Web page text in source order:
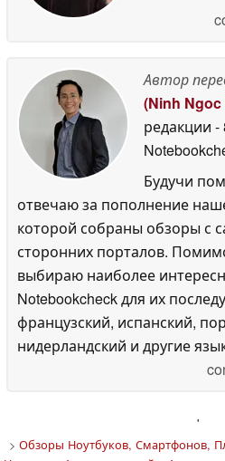
Автор
(Ninh Ngoc
редакции -
Будучи
отвечаю за пополнение
которой собраны обзоры с
сторонних порталов.
выбираю наиболее
Notebookcheck для их
французский, испанский,
нидерландский и другие
'
> Обзоры Ноутбуков, Смартфонов,